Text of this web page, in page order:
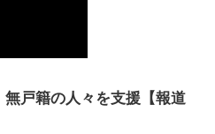
無戸籍の人々を支援【報道